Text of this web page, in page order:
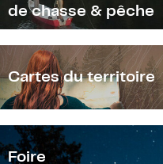
de chasse & pêche
Cartes du territoire
Foire